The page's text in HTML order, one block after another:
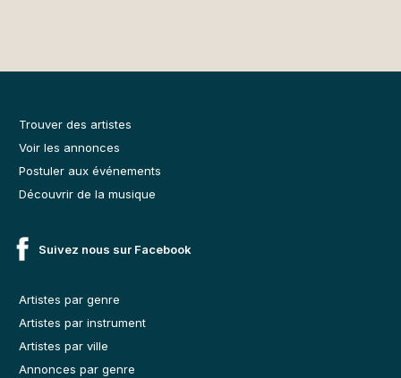
Trouver des artistes
Voir les annonces
Postuler aux événements
Découvrir de la musique
Suivez nous sur Facebook
Artistes par genre
Artistes par instrument
Artistes par ville
Annonces par genre